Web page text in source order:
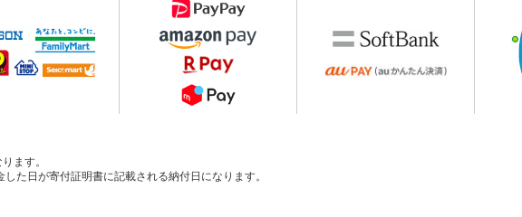
ます。
た日が寄付証明書に記載される納付日になります。